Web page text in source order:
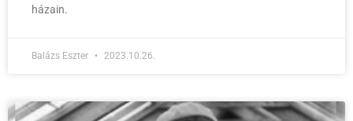
házain.
Balázs Eszter 2023.10.26.